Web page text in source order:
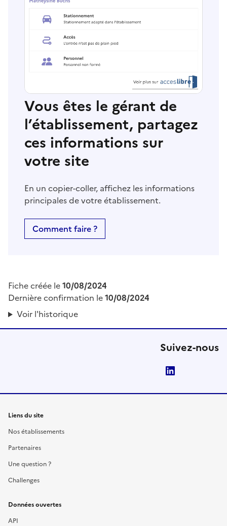
Vous êtes le gérant de
l’établissement, partagez
ces informations sur
votre site
En un copier-coller, affichez les informations
principales de votre établissement.
Comment faire ?
Fiche créée le10/08/2024
Dernière confirmation le10/08/2024
Voir l'historique
Suivez-nous
Liens du site
Nos établissements
Partenaires
Une question ?
Challenges
Données ouvertes
API